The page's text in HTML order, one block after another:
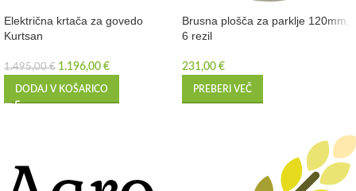
Električna krtača za govedo
Kurtsan
1.495,00€ 1.196,00 €
DODAJ V KOŠARICO
Brusna plošča za parklje 120mm,
6 rezil
231,00 €
PREBERI VEČ